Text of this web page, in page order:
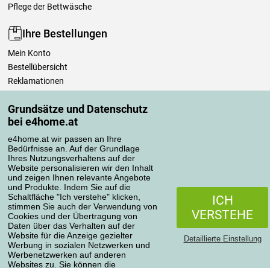
Grundsätze und Datenschutz
bei e4home.at
e4home.at wir passen an Ihre
Bedürfnisse an. Auf der Grundlage
Ihres Nutzungsverhaltens auf der
Website personalisieren wir den Inhalt
und zeigen Ihnen relevante Angebote
und Produkte. Indem Sie auf die
Schaltfläche "Ich verstehe" klicken,
stimmen Sie auch der Verwendung von
Cookies und der Übertragung von
Daten über das Verhalten auf der
Website für die Anzeige gezielter
Werbung in sozialen Netzwerken und
Werbenetzwerken auf anderen
Websites zu. Sie können die
ICH
VERSTEHE
Detaillierte Einstellung
Pflege der Bettwäsche
Ihre Bestellungen
Mein Konto
Bestellübersicht
Reklamationen
Einfach mehr wissen
Richtlinien zur Verarbeitung von Bewertungen
Transportarten
Zahlungsmethoden